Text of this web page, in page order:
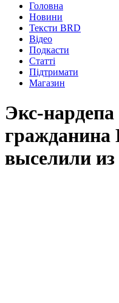
Головна
Новини
Тексти BRD
Відео
Подкасти
Статті
Підтримати
Магазин
Экс-нардепа
гражданина
выселили из